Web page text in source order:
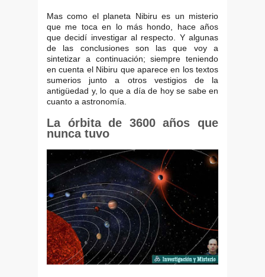
Mas como el planeta Nibiru es un misterio
que me toca en lo más hondo, hace años
que decidí investigar al respecto. Y algunas
de las conclusiones son las que voy a
sintetizar a continuación; siempre teniendo
en cuenta el Nibiru que aparece en los textos
sumerios junto a otros vestigios de la
antigüedad y, lo que a día de hoy se sabe en
cuanto a astronomía.
La órbita de 3600 años que
nunca tuvo